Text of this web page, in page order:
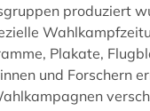
produziert
Plakate,
und Forschern